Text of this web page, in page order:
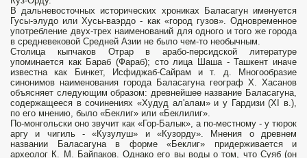
В дальневосточных исторических хрониках Баласагун именуется
Гусы-элудо или Хусы-ваэрдо - как «город гузов». Одновременное
употребление двух-трех наименований для одного и того же города
в средневековой Средней Азии не было чем-то необычным.
Столица кыпчаков Отрар в арабо-персидской литературе
упоминается как Бараб (Фараб); сто­ лица Шаша - Ташкент иначе
известна как Бинкет, Исфиджаб-Сайрам и т. д. Многообразие
синонимов наименования города Баласагуна географ X. Хасанов
объясняет следующим образом: древнейшее название Баласагуна,
содержащееся в сочинениях «Худуд ал'алам» и у Гардизи (XI в.),
по его мнению, было «Беклиг» или «Беклилиг».
По-монгольски оно звучит как «Гор-Балык», а по-местному - у тюрок
аргу и чигиль - «Кузулуш» и «Кузорду». Мнения о древнем
названии Баласагуна в форме «Беклиг» придерживается и
археолог К. М. Байпаков. Однако его вы­ воды о том, что Суяб (он